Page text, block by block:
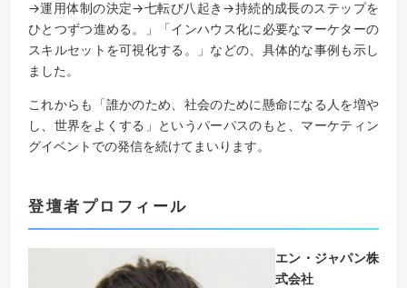
→運用体制の決定→七転び八起き→持続的成長のステップを
ひとつずつ進める。」「インハウス化に必要なマーケターの
スキルセットを可視化する。」などの、具体的な事例も示し
ました。
これからも「誰かのため、社会のために懸命になる人を増や
し、世界をよくする」というパーパスのもと、マーケティン
グイベントでの発信を続けてまいります。
登壇者プロフィール
エン・ジャパン株
式会社